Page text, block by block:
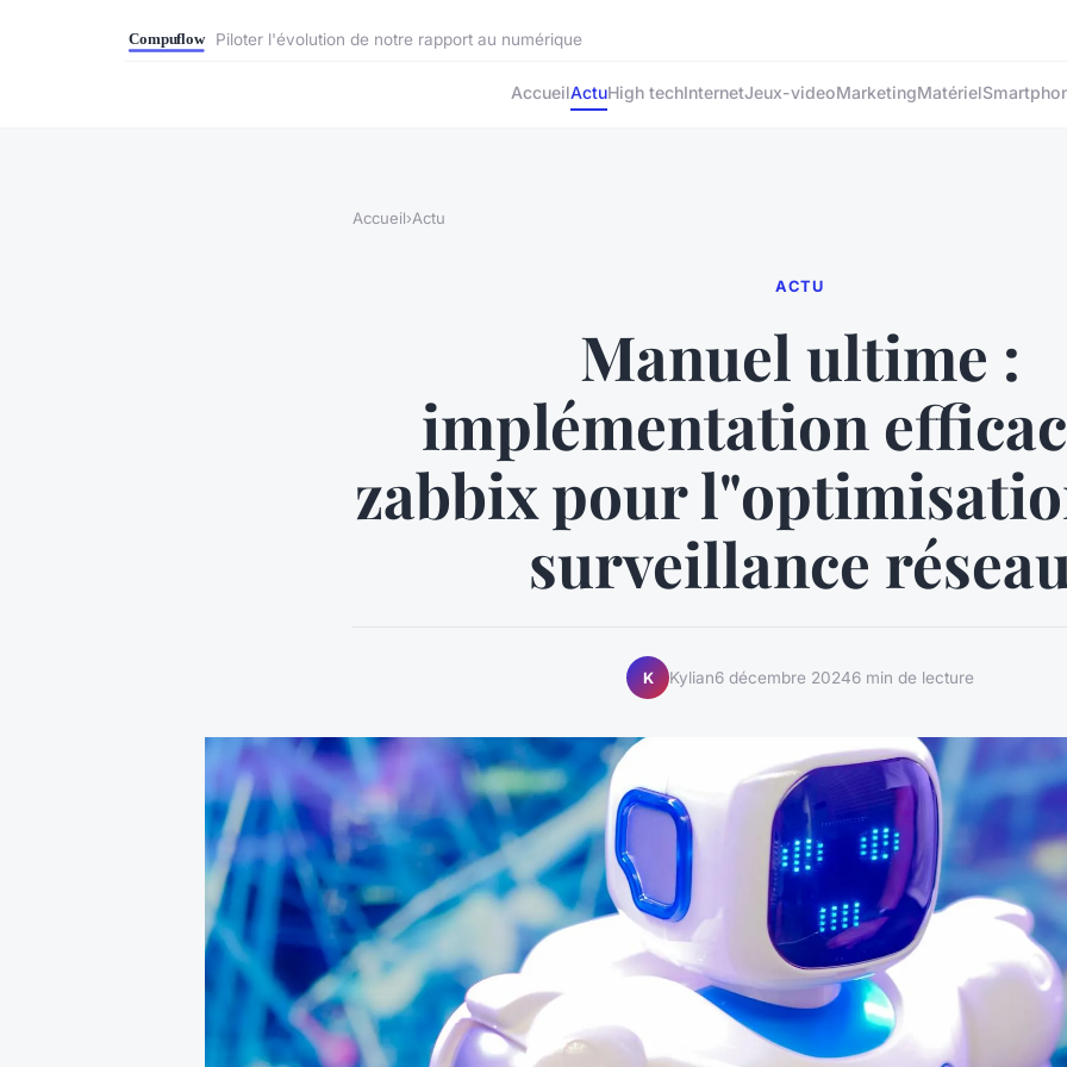
Piloter l'évolution de notre rapport au numérique
AccueilActuHigh techInternetJeux-videoMarketingMatériel
Accueil›Actu
ACTU
Manuel ultime :
implémentation
zabbix pour
surveillance
K Kylian6 décembre 20246 min de lecture